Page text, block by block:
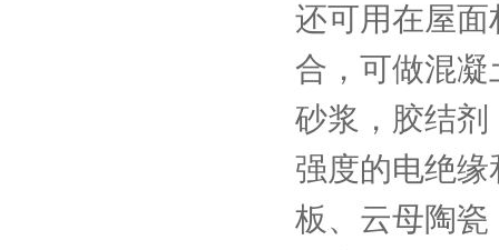
还可用在屋
合，可做混
砂浆，胶结
强度的电绝
板、云母陶